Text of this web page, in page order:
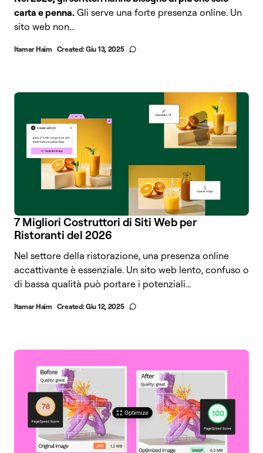
carta e penna. Gli serve una forte presenza online. Un
sito web non...
Itamar Haim Created:Giu 13, 2025
7 Migliori Costruttori di Siti Web per
Ristoranti del 2026
Nel settore della ristorazione, una presenza online
accattivante è essenziale. Un sito web lento, confuso o
di bassa qualità può portare i potenziali...
Itamar Haim Created:Giu 12, 2025